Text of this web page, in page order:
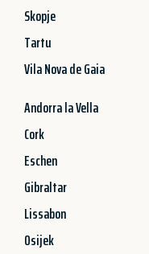
Skopje
Tartu
Vila Nova de Gaia
Andorra la Vella
Cork
Eschen
Gibraltar
Lissabon
Osijek